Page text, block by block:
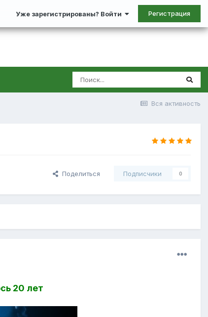
Уже зарегистрированы? Войти Регистрация
Вся активность
Поделиться Подписчики 0
20 лет